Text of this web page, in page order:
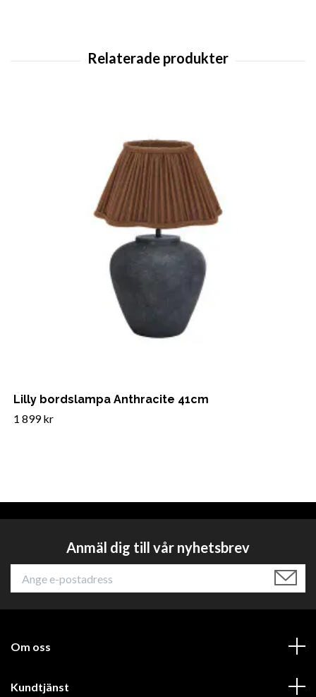
Lilly bordslampa Anthracite 41cm
1 899 kr
Anmäl dig till vår nyhetsbrev
Om oss
Kundtjänst